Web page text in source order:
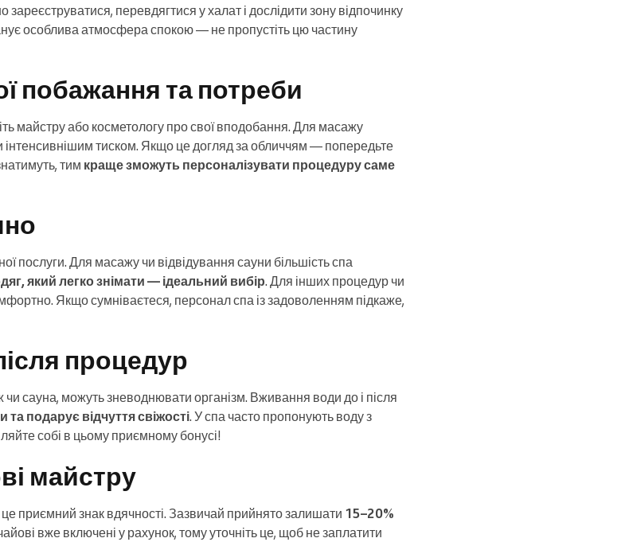
зареєструватися, перевдягтися у халат і дослідити зону відпочинку
особлива атмосфера спокою — не пропустіть цю частину
побажання та потреби
майстру або косметологу про свої вподобання. Для масажу
інтенсивнішим тиском. Якщо це догляд за обличчям — попередьте
тим краще зможуть персоналізувати процедуру саме
послуги. Для масажу чи відвідування сауни більшість спа
який легко знімати — ідеальний вибір. Для інших процедур чи
Якщо сумніваєтеся, персонал спа із задоволенням підкаже,
процедур
сауна, можуть зневоднювати організм. Вживання води до і після
подарує відчуття свіжості. У спа часто пропонують воду з
собі в цьому приємному бонусі!
майстру
приємний знак вдячності. Зазвичай прийнято залишати 15–20%
вже включені у рахунок, тому уточніть це, щоб не заплатити